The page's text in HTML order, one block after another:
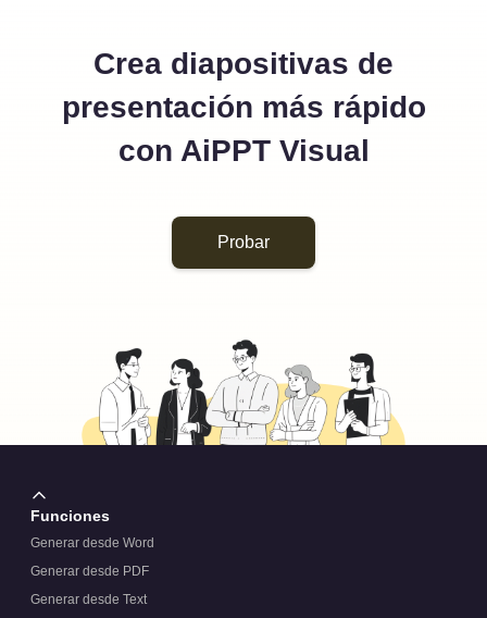
Crea diapositivas de
presentación más rápido
con AiPPT Visual
Probar
Funciones
Generar desde Word
Generar desde PDF
Generar desde Text